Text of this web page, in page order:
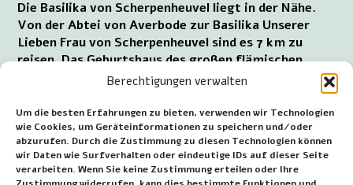
Berechtigungen verwalten
Um die besten Erfahrungen zu bieten, verwenden wir Technologien
wie Cookies, um Geräteinformationen zu speichern und/oder
abzurufen. Durch die Zustimmung zu diesen Technologien können
wir Daten wie Surfverhalten oder eindeutige IDs auf dieser Seite
verarbeiten. Wenn Sie keine Zustimmung erteilen oder Ihre
Die Basilika von Scherpenheuvel liegt in der Nähe.
Von der Abtei von Averbode zur Basilika Unserer
Lieben Frau von Scherpenheuvel sind es 7 km zu
reisen. Das Geburtshaus des großen flämischen
Schriftstellers Ernest Claes ist jetzt das
Besucherzentrum-Museum Huize Ernest Claes und
liegt 2 km von der Abtei in der Ernest Claesstraat
152 in Zichem entfernt. Die alte,
geschichtsträchtige Stadt Diest ist 11 km von der
Abtei von Averbode entfernt.